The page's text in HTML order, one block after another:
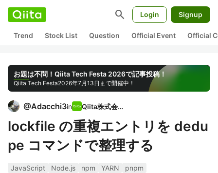
search Login Signup
Trend Stock List Question Official Event Official
お題は不問！Qiita Tech Festa 2026で記事投稿！
Qiita Tech Festa2026年7月13日まで開催中！
@Adacchi3in Qiita株式会社
lockfile の重複エントリを dedu
pe コマンドで整理する
JavaScript Node.js npm YARN
pnpm